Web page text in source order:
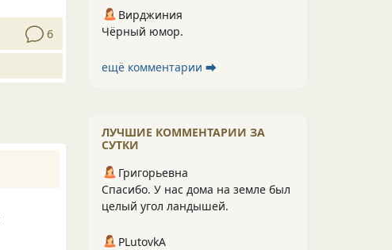
6
Вирджиния
Чёрный юмор.
ещё комментарии ⮕
ЛУЧШИЕ КОММЕНТАРИИ ЗА
СУТКИ
Григорьевна
Спасибо. У нас дома на земле был
целый угол ландышей.
PLutоvkА